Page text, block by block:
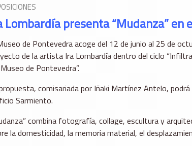
Lombardía presenta “Mudanza” en
de Pontevedra acoge del 12 de junio al 25 de
de la artista Ira Lombardía dentro del ciclo
de Pontevedra”.
comisariada por Iñaki Martínez Antelo,
Sarmiento.
combina fotografía, collage, escultura y
la domesticidad, la memoria material, el